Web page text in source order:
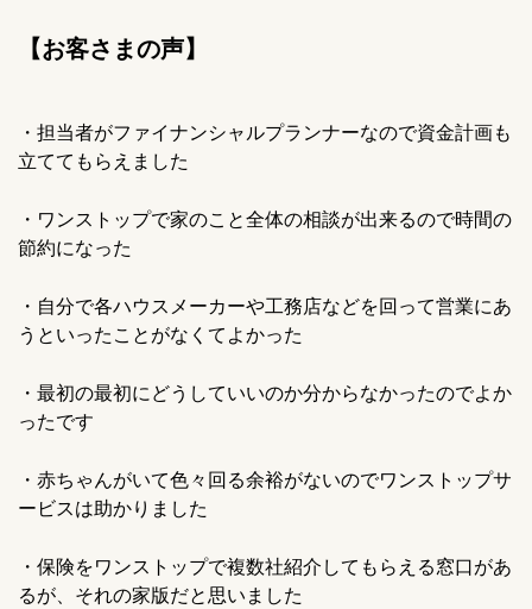
【お客さまの声】
・担当者がファイナンシャルプランナーなので資金計画も
立ててもらえました
・ワンストップで家のこと全体の相談が出来るので時間の
節約になった
・自分で各ハウスメーカーや工務店などを回って営業にあ
うといったことがなくてよかった
・最初の最初にどうしていいのか分からなかったのでよか
ったです
・赤ちゃんがいて色々回る余裕がないのでワンストップサ
ービスは助かりました
・保険をワンストップで複数社紹介してもらえる窓口があ
るが、それの家版だと思いました